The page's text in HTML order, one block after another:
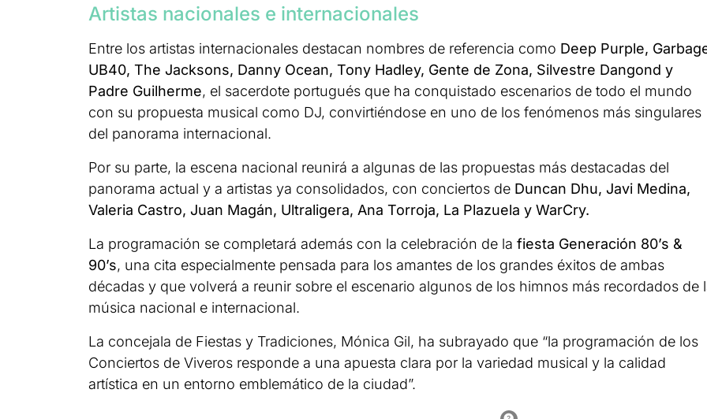
Artistas nacionales e internacionales
Entre los artistas internacionales destacan nombres de referencia como Deep Purple,
UB40, The Jacksons, Danny Ocean, Tony Hadley, Gente de Zona, Silvestre Dangond y
Padre Guilherme, el sacerdote portugués que ha conquistado escenarios de todo el mundo
con su propuesta musical como DJ, convirtiéndose en uno de los fenómenos más singulares
del panorama internacional.
Por su parte, la escena nacional reunirá a algunas de las propuestas más destacadas del
panorama actual y a artistas ya consolidados, con conciertos de Duncan Dhu, Javi Medina,
Valeria Castro, Juan Magán, Ultraligera, Ana Torroja, La Plazuela y WarCry.
La programación se completará además con la celebración de la fiesta Generación 80’s &
90’s, una cita especialmente pensada para los amantes de los grandes éxitos de ambas
décadas y que volverá a reunir sobre el escenario algunos de los himnos más recordados de
música nacional e internacional.
La concejala de Fiestas y Tradiciones, Mónica Gil, ha subrayado que “la programación de los
Conciertos de Viveros responde a una apuesta clara por la variedad musical y la calidad
artística en un entorno emblemático de la ciudad”.